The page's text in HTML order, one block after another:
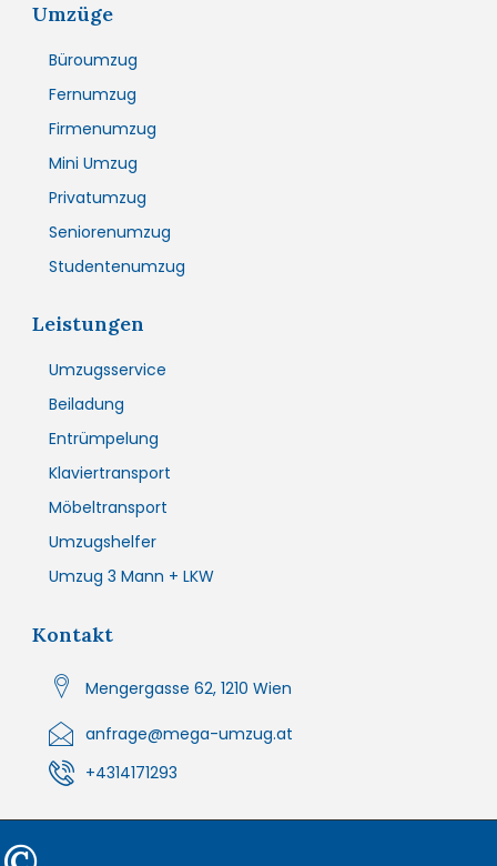
Umzüge
Büroumzug
Fernumzug
Firmenumzug
Mini Umzug
Privatumzug
Seniorenumzug
Studentenumzug
Leistungen
Umzugsservice
Beiladung
Entrümpelung
Klaviertransport
Möbeltransport
Umzugshelfer
Umzug 3 Mann + LKW
Kontakt
Mengergasse 62, 1210 Wien
anfrage@mega-umzug.at
+4314171293